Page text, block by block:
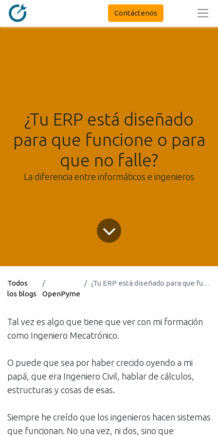
Contáctenos
¿Tu ERP está diseñado
para que funcione o para
que no falle?
La diferencia entre informáticos e ingenieros
Todos
los blogs
OpenPyme
¿Tu ERP está diseñado para que funcione o para que no falle?
Tal vez es algo que tiene que ver con mi formación
como Ingeniero Mecatrónico.
O puede que sea por haber crecido oyendo a mi
papá, que era Ingeniero Civil, hablar de cálculos,
estructuras y cosas de esas.
Siempre he creído que los ingenieros hacen sistemas
que funcionan. No una vez, ni dos, sino que